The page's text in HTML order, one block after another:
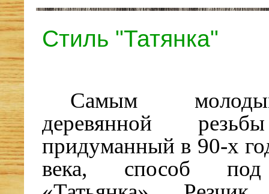
Стиль "Татянка"
Самым
деревянной
придуманный в 90-х
века, способ под